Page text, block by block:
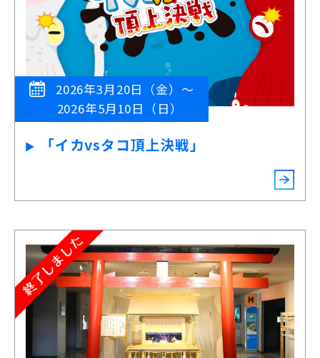
2026年3月20日（金）～
2026年5月10日（日）
「イカvsタコ頂上決戦」